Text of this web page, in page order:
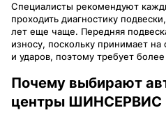
Специалисты рекомендуют
проходить диагностику
лет еще чаще. Передняя
износу, поскольку принимает
и ударов, поэтому требует
Почему выбирают
центры ШИНСЕРВИС